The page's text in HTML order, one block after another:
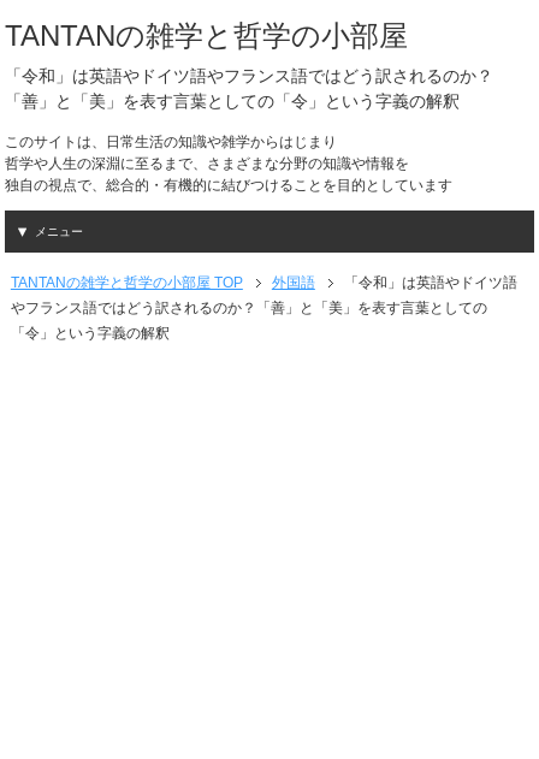
TANTANの雑学と哲学の小部屋
「令和」は英語やドイツ語やフランス語ではどう訳されるのか？
「善」と「美」を表す言葉としての「令」という字義の解釈
このサイトは、日常生活の知識や雑学からはじまり
哲学や人生の深淵に至るまで、さまざまな分野の知識や情報を
独自の視点で、総合的・有機的に結びつけることを目的としています
メニュー
TANTANの雑学と哲学の小部屋 TOP 外国語
「令和」は英語やドイツ語
やフランス語ではどう訳されるのか？「善」と「美」を表す言葉としての
「令」という字義の解釈